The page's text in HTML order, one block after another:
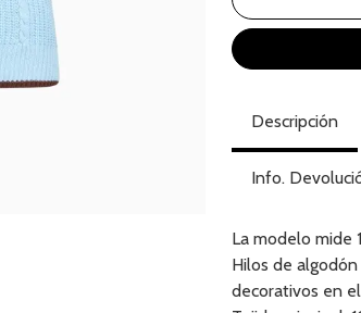
Descripción
Info.
La modelo mide
Hilos de
decorativos en